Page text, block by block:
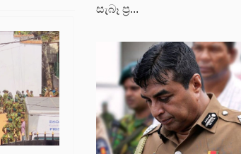
සැබෑ ප්‍ර...